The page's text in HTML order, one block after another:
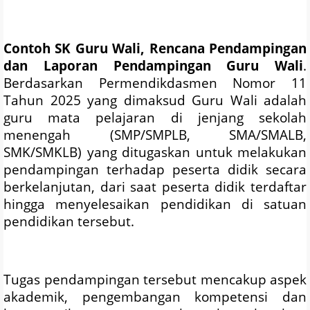
Contoh SK Guru Wali, Rencana Pendampingan
dan Laporan Pendampingan Guru Wali.
Berdasarkan Permendikdasmen Nomor 11
Tahun 2025 yang dimaksud Guru Wali adalah
guru mata pelajaran di jenjang sekolah
menengah (SMP/SMPLB, SMA/SMALB,
SMK/SMKLB) yang ditugaskan untuk melakukan
pendampingan terhadap peserta didik secara
berkelanjutan, dari saat peserta didik terdaftar
hingga menyelesaikan pendidikan di satuan
pendidikan tersebut.
Tugas pendampingan tersebut mencakup aspek
akademik, pengembangan kompetensi dan